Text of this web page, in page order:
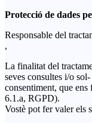
Protecció de dades
Responsable del
,
La finalitat del
seves consultes i/o
consentiment, que ens
6.1.a, RGPD).
Vostè pot fer valer els